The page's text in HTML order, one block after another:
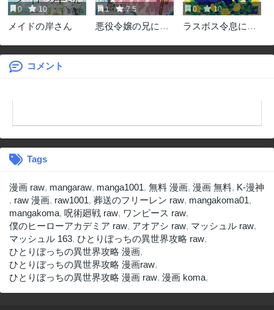
0 10
メイドの岸さん
1 7.5
悪役令嬢の兄に転
0 10
ラスボス令息に殺
コメント
Tags
漫画 raw, mangaraw, manga1001, 無料 漫画, 漫画 無料, K-漫神
, raw 漫画, raw1001, 葬送のフリーレン raw, mangakoma01,
mangakoma, 呪術廻戦 raw, ワンピース raw,
僕のヒーローアカデミア raw, アオアシ raw, マッシュル raw,
マッシュル 163, ひとりぼっちの異世界攻略 raw,
ひとりぼっちの異世界攻略 漫画,
ひとりぼっちの異世界攻略 漫画raw,
ひとりぼっちの異世界攻略 漫画 raw, 漫画 koma,